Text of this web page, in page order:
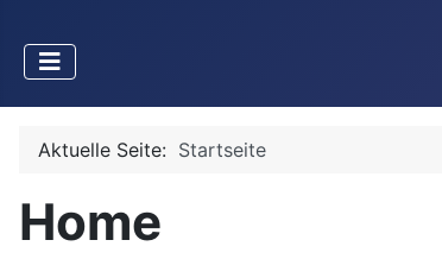
Aktuelle Seite: Startseite
Home